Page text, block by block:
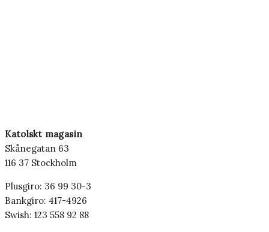
Katolskt magasin
Skånegatan 63
116 37 Stockholm
Plusgiro: 36 99 30-3
Bankgiro: 417-4926
Swish: 123 558 92 88